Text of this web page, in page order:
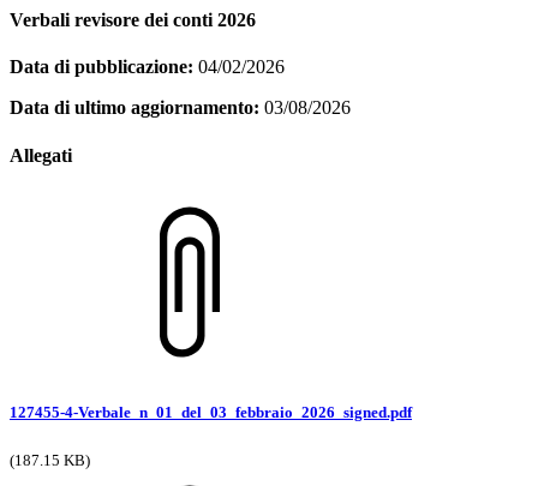
Verbali revisore dei conti 2026
Data di pubblicazione: 04/02/2026
Data di ultimo aggiornamento: 03/08/2026
Allegati
127455-4-Verbale_n_01_del_03_febbraio_2026_signed.pdf
(187.15 KB)